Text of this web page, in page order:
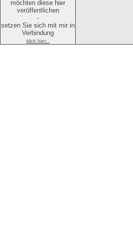
möchten diese hier
veröffentlichen
-
setzen Sie sich mit mir in
Verbindung
klick hier...